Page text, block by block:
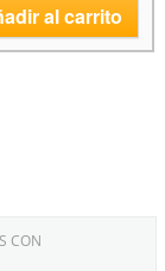
al carrito
CON